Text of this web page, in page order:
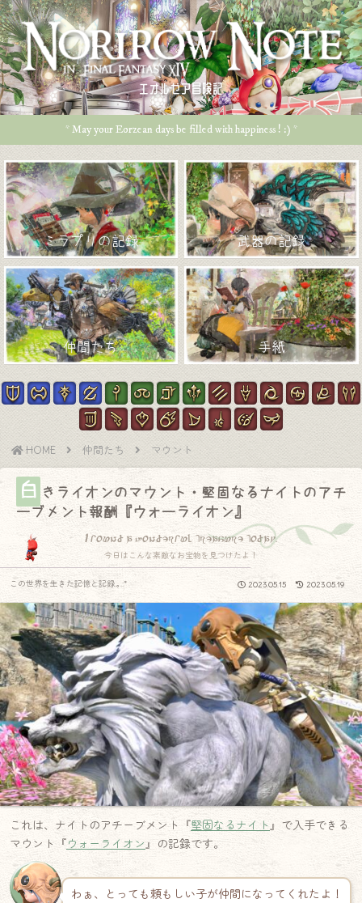
エオルゼア冒険記
* May your Eorzean days be filled with happiness ! :) *
ミラプリの記録 武器の記録
仲間たち 手紙
HOME 仲間たち マウント
白 きライオンのマウント・堅固なるナイトのアチ
ーブメント報酬『ウォーライオン』
I found a wonderful treasure today.
今日はこんな素敵なお宝物を見つけたよ！
2023.05.15 2023.05.19
この世界を生きた記憶と記録.｡.:*
これは、ナイトのアチーブメント『堅固なるナイト』で入手できる
マウント『ウォーライオン』の記録です。
わぁ、とっても頼もしい子が仲間になってくれたよ！